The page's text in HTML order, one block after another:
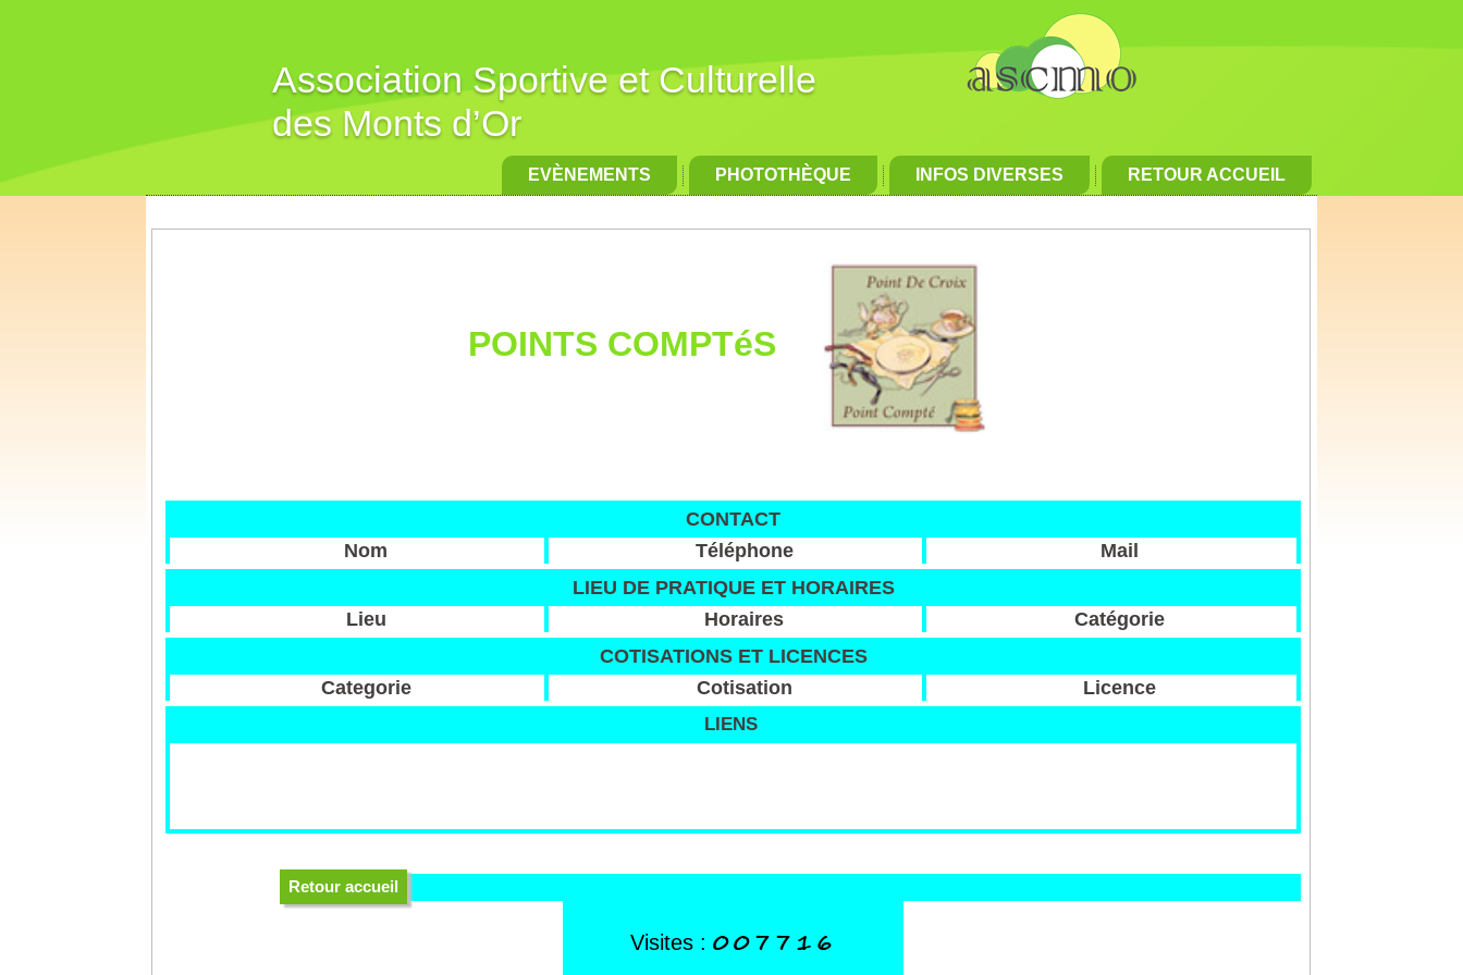
Association Sportive et Culturelle
des Monts d’Or
EVÈNEMENTS PHOTOTHÈQUE INFOS DIVERSES RETOUR ACCUEIL
POINTS COMPTéS
CONTACT
Nom
Téléphone
Mail
LIEU DE PRATIQUE ET HORAIRES
Lieu
Horaires
Catégorie
COTISATIONS ET LICENCES
Categorie
Cotisation Licence
LIENS
Retour accueil
Visites : 007716